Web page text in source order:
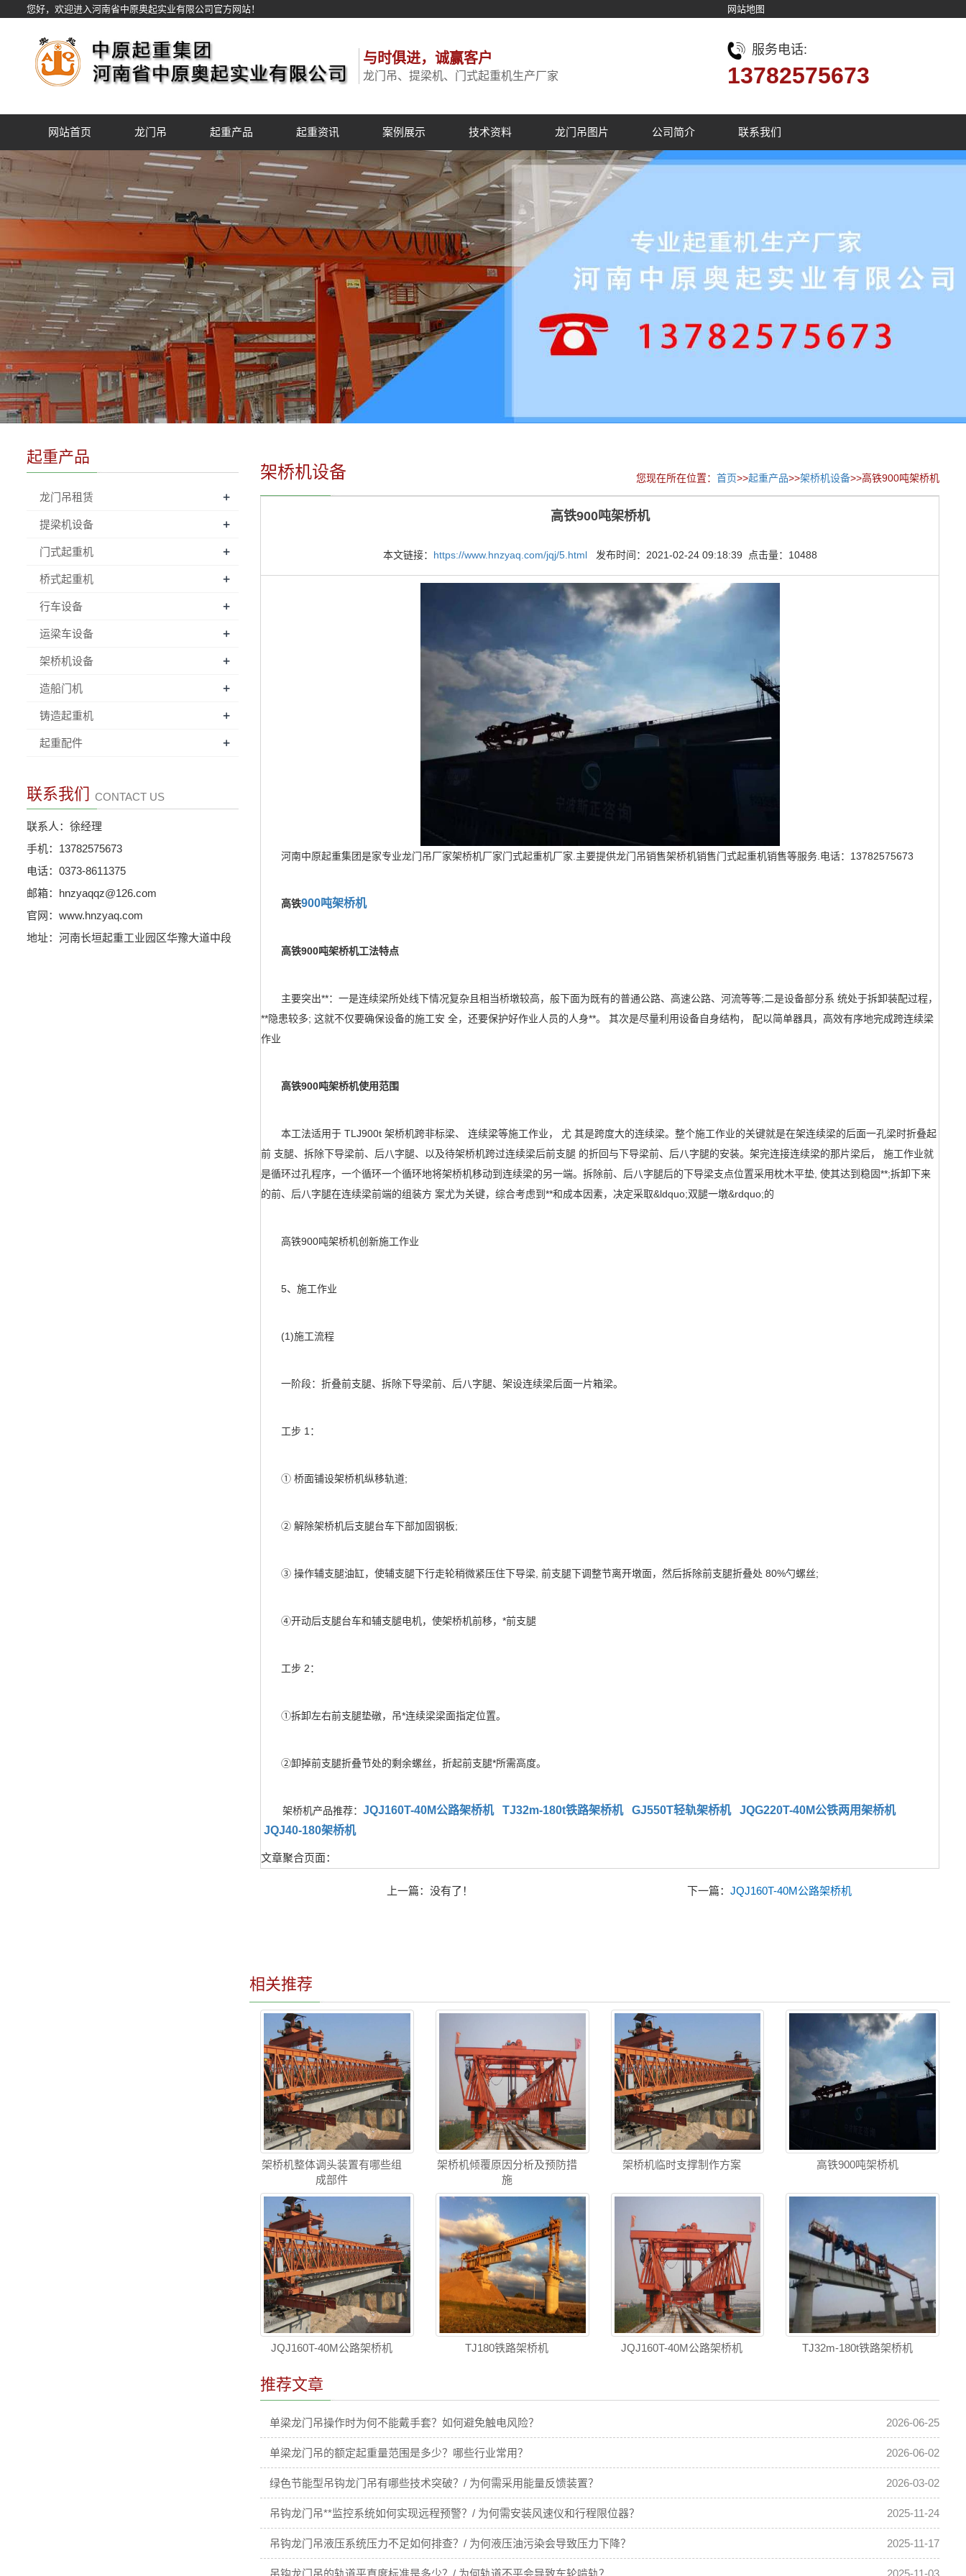
您好，欢迎进入河南省中原奥起实业有限公司官方网站！ 网站地图
与时俱进，诚赢客户
龙门吊、提梁机、门式起重机生产厂家
服务电话:
13782575673
网站首页 龙门吊 起重产品 起重资讯 案例展示 技术资料 龙门吊图片 公司简介 联系我们
架桥机设备 您现在所在位置： 首页>>起重产品>>架桥机设备>>高铁900吨架桥机
高铁900吨架桥机
本文链接： https://www.hnzyaq.com/jqj/5.html发布时间：2021-02-24 09:18:39 点击量：10488
河南中原起重集团是家专业龙门吊厂家架桥机厂家门式起重机厂家.主要提供龙门吊销售架桥机销售门式起重机销售等服务.电话：13782575673
高铁900吨架桥机
高铁900吨架桥机工法特点
主要突出**：一是连续梁所处线下情况复杂且相当桥墩较高，般下面为既有的普通公路、高速公路、河流等等;二是设备部分系 统处于拆卸装配过程，
**隐患较多; 这就不仅要确保设备的施工安 全，还要保护好作业人员的人身**。 其次是尽量利用设备自身结构， 配以简单器具，高效有序地完成跨连续梁
作业
高铁900吨架桥机使用范围
本工法适用于 TLJ900t 架桥机跨非标梁、 连续梁等施工作业， 尤 其是跨度大的连续梁。整个施工作业的关键就是在架连续梁的后面一孔梁时折叠起
前 支腿、拆除下导梁前、后八字腿、以及待架桥机跨过连续梁后前支腿 的折回与下导梁前、后八字腿的安装。架完连接连续梁的那片梁后， 施工作业就
是循环过孔程序，一个循环一个循环地将架桥机移动到连续梁的另一端。拆除前、后八字腿后的下导梁支点位置采用枕木平垫, 使其达到稳固**;拆卸下来
的前、后八字腿在连续梁前端的组装方 案尤为关键，综合考虑到**和成本因素，决定采取&ldquo;双腿一墩&rdquo;的
高铁900吨架桥机创新施工作业
5、施工作业
(1)施工流程
一阶段：折叠前支腿、拆除下导梁前、后八字腿、架设连续梁后面一片箱梁。
工步 1：
① 桥面铺设架桥机纵移轨道;
② 解除架桥机后支腿台车下部加固钢板;
③ 操作辅支腿油缸，使辅支腿下行走轮稍微紧压住下导梁, 前支腿下调整节离开墩面，然后拆除前支腿折叠处 80%勺螺丝;
④开动后支腿台车和辅支腿电机，使架桥机前移，*前支腿
工步 2：
①拆卸左右前支腿垫礅，吊*连续梁梁面指定位置。
②卸掉前支腿折叠节处的剩余螺丝，折起前支腿*所需高度。
架桥机产品推荐： JQJ160T-40M公路架桥机 TJ32m-180t铁路架桥机 GJ550T轻轨架桥机
JQG220T-40M公铁两用架桥机
JQJ40-180架桥机
文章聚合页面：
上一篇：没有了！ 下一篇：JQJ160T-40M公路架桥机
相关推荐
架桥机整体调头装置有哪些组
成部件
架桥机倾覆原因分析及预防措
施
架桥机临时支撑制作方案 高铁900吨架桥机
JQJ160T-40M公路架桥机 TJ180铁路架桥机 JQJ160T-40M公路架桥机 TJ32m-180t铁路架桥机
推荐文章
单梁龙门吊操作时为何不能戴手套？如何避免触电风险？ 2026-06-25
单梁龙门吊的额定起重量范围是多少？哪些行业常用？ 2026-06-02
绿色节能型吊钩龙门吊有哪些技术突破？/ 为何需采用能量反馈装置？ 2026-03-02
吊钩龙门吊**监控系统如何实现远程预警？/ 为何需安装风速仪和行程限位器？ 2025-11-24
吊钩龙门吊液压系统压力不足如何排查？/ 为何液压油污染会导致压力下降？ 2025-11-17
吊钩龙门吊的轨道平直度标准是多少？/ 为何轨道不平会导致车轮啃轨？ 2025-11-03
起重产品
龙门吊租赁 +
提梁机设备 +
门式起重机 +
桥式起重机 +
行车设备 +
运梁车设备 +
架桥机设备 +
造船门机 +
铸造起重机 +
起重配件 +
联系我们 CONTACT US
联系人：徐经理
手机：13782575673
电话：0373-8611375
邮箱：hnzyaqqz@126.com
官网：www.hnzyaq.com
地址：河南长垣起重工业园区华豫大道中段